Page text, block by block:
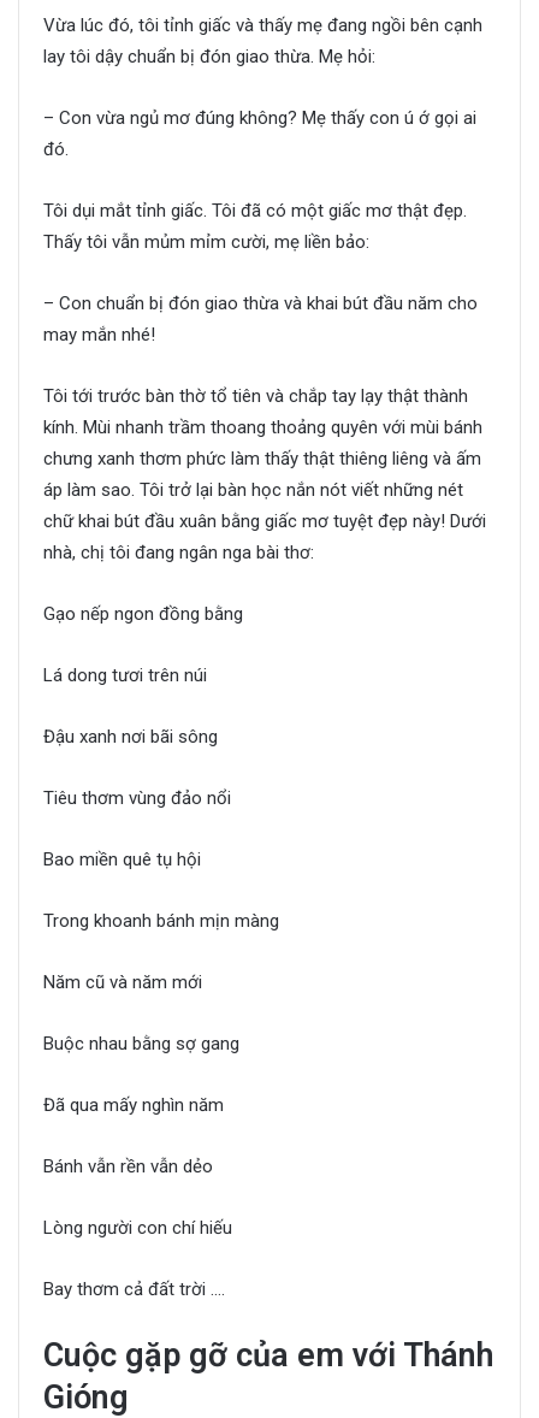
Vừa lúc đó, tôi tỉnh giấc và thấy mẹ đang ngồi bên cạnh
lay tôi dậy chuẩn bị đón giao thừa. Mẹ hỏi:
– Con vừa ngủ mơ đúng không? Mẹ thấy con ú ớ gọi ai
đó.
Tôi dụi mắt tỉnh giấc. Tôi đã có một giấc mơ thật đẹp.
Thấy tôi vẫn mủm mỉm cười, mẹ liền bảo:
– Con chuẩn bị đón giao thừa và khai bút đầu năm cho
may mắn nhé!
Tôi tới trước bàn thờ tổ tiên và chắp tay lạy thật thành
kính. Mùi nhanh trầm thoang thoảng quyên với mùi bánh
chưng xanh thơm phức làm thấy thật thiêng liêng và ấm
áp làm sao. Tôi trở lại bàn học nắn nót viết những nét
chữ khai bút đầu xuân bằng giấc mơ tuyệt đẹp này! Dưới
nhà, chị tôi đang ngân nga bài thơ:
Gạo nếp ngon đồng bằng
Lá dong tươi trên núi
Đậu xanh nơi bãi sông
Tiêu thơm vùng đảo nổi
Bao miền quê tụ hội
Trong khoanh bánh mịn màng
Năm cũ và năm mới
Buộc nhau bằng sợ gang
Đã qua mấy nghìn năm
Bánh vẫn rền vẫn dẻo
Lòng người con chí hiếu
Bay thơm cả đất trời ….
Cuộc gặp gỡ của em với Thánh
Gióng